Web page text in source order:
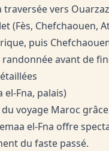
vers
(Fès, Chefchaouen,
puis
randonnée avant de
el-Fna, palais)
voyage Maroc
el-Fna offre
du faste passé.